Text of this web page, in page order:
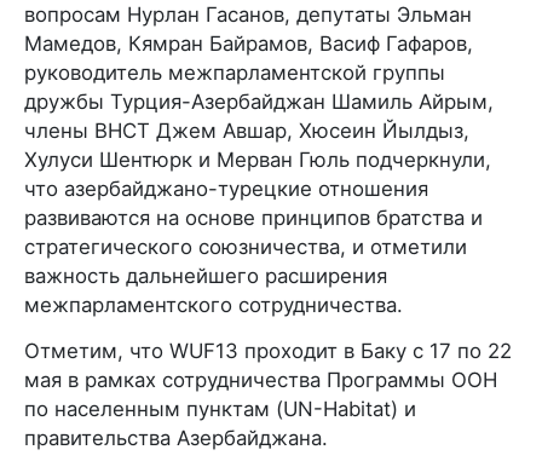
вопросам Нурлан Гасанов, депутаты Эльман
Мамедов, Кямран Байрамов, Васиф Гафаров,
руководитель межпарламентской группы
дружбы Турция-Азербайджан Шамиль Айрым,
члены ВНСТ Джем Авшар, Хюсеин Йылдыз,
Хулуси Шентюрк и Мерван Гюль подчеркнули,
что азербайджано-турецкие отношения
развиваются на основе принципов братства и
стратегического союзничества, и отметили
важность дальнейшего расширения
межпарламентского сотрудничества.
Отметим, что WUF13 проходит в Баку с 17 по 22
мая в рамках сотрудничества Программы ООН
по населенным пунктам (UN-Habitat) и
правительства Азербайджана.